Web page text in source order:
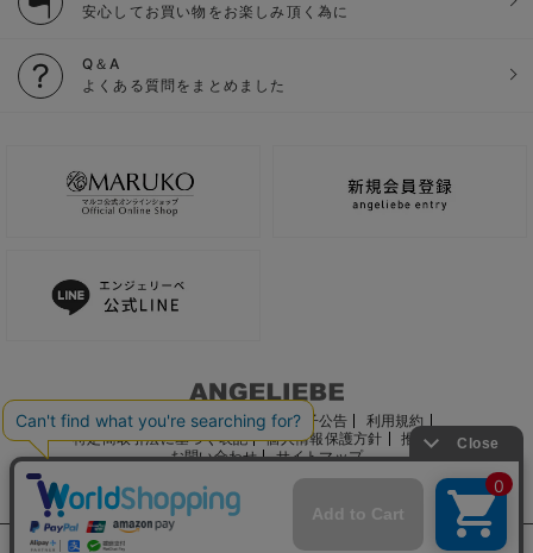
安心してお買い物をお楽しみ頂く為に
Q＆A
よくある質問をまとめました
ご利用ガイド 会社概要 電子公告
利用規約
特定商取引法に基づく表記
個人情報保護方針
推奨環境
お問い合わせ
サイトマップ